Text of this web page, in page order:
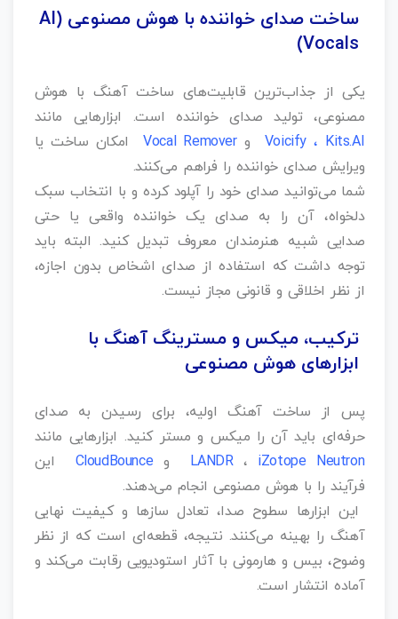
ساخت صدای خواننده با هوش مصنوعی (AI
Vocals)
یکی از جذاب‌ترین قابلیت‌های ساخت آهنگ با هوش
مصنوعی، تولید صدای خواننده است. ابزارهایی مانند
Voicify ، Kits.AI
وVocal Removerامکان ساخت یا
ویرایش صدای خواننده را فراهم می‌کنند.
شما می‌توانید صدای خود را آپلود کرده و با انتخاب سبک
دلخواه، آن را به صدای یک خواننده واقعی یا حتی
صدایی شبیه هنرمندان معروف تبدیل کنید. البته باید
توجه داشت که استفاده از صدای اشخاص بدون اجازه،
از نظر اخلاقی و قانونی مجاز نیست.
ترکیب، میکس و مسترینگ آهنگ با
ابزارهای هوش مصنوعی
پس از ساخت آهنگ اولیه، برای رسیدن به صدای
حرفه‌ای باید آن را میکس و مستر کنید. ابزارهایی مانند
LANDR، iZotope Neutron وCloudBounce این
فرآیند را با هوش مصنوعی انجام می‌دهند.
این ابزارها سطوح صدا، تعادل سازها و کیفیت نهایی
آهنگ را بهینه می‌کنند. نتیجه، قطعه‌ای است که از نظر
وضوح، بیس و هارمونی با آثار استودیویی رقابت می‌کند و
آماده انتشار است.